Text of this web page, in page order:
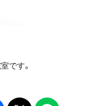
です。